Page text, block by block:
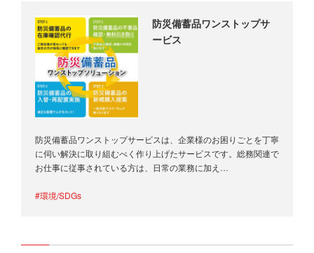
防災備蓄品ワンストップサ
ービス
防災備蓄品ワンストップサービスは、企業様のお困りごとを丁寧
に伺い解決に取り組むべく作り上げたサービスです。総務関連で
お仕事に従事されている方は、日常の業務に加え…
#環境/SDGs